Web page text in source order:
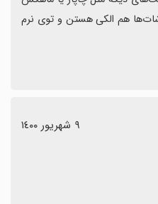
٩ شهریور ١٤٠٠